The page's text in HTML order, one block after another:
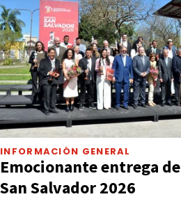
INFORMACIÓN GENERAL
Emocionante entrega
San Salvador 2026